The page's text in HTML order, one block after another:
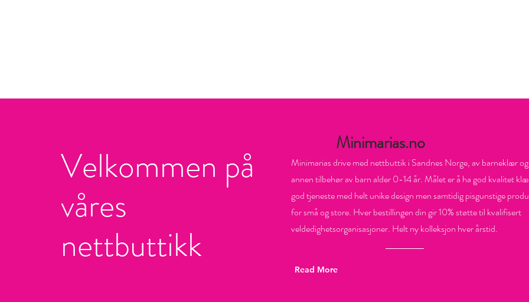
Velkommen på
våres
nettbuttikk
Minimarias.no
Minimarias drive med nettbuttik i Sandnes Norge, av barneklær og
annen tilbehør av barn alder 0-14 år. Målet er å ha god kvalitet
god tjeneste med helt unike design men samtidig pisgunstige
for små og store. Hver bestillingen din gir 10% støtte til kvalifisert
veldedighetsorganisasjoner. Helt ny kolleksjon hver årstid.
Read More